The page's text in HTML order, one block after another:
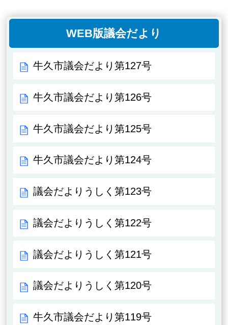
WEB版議会だより
牛久市議会だより第127号
牛久市議会だより第126号
牛久市議会だより第125号
牛久市議会だより第124号
議会だよりうしく第123号
議会だよりうしく第122号
議会だよりうしく第121号
議会だよりうしく第120号
牛久市議会だより第119号